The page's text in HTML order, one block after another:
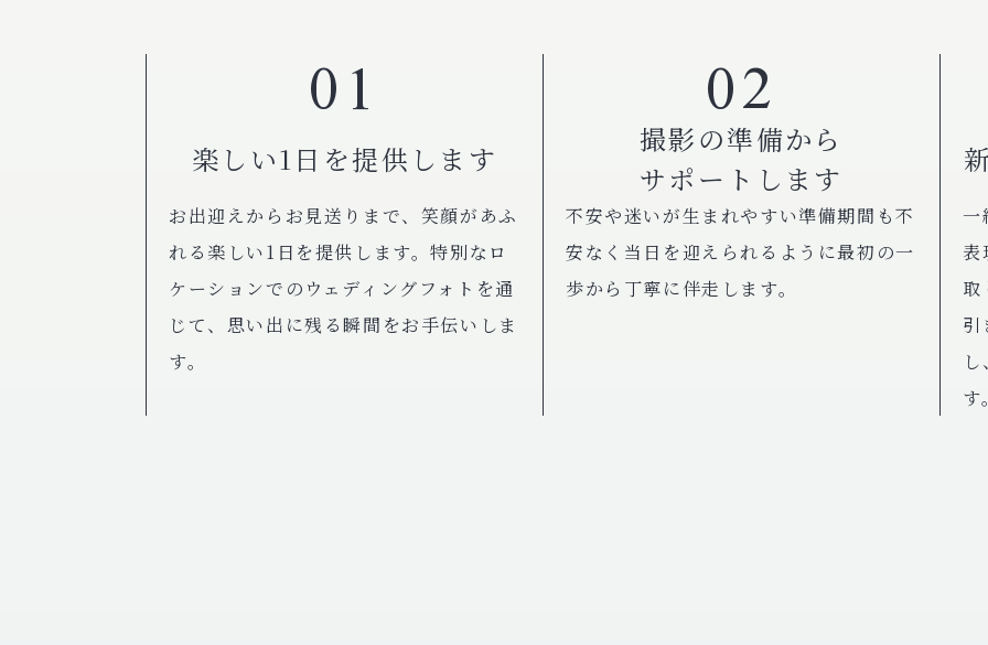
01
楽しい1日を提供します
お出迎えからお見送りまで、笑顔があふ
れる楽しい1日を提供します。特別なロ
ケーションでのウェディングフォトを通
じて、思い出に残る瞬間をお手伝いしま
す。
02
撮影の準備から
サポートします
不安や迷いが生まれやすい準備期間も不
安なく当日を迎えられるように最初の一
歩から丁寧に伴走します。
一
表
取
引
す。